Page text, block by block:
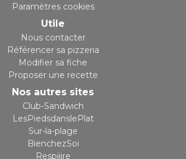
Paramètres cookies
Utile
Nous contacter
Référencer sa pizzeria
Modifier sa fiche
Proposer une recette
Nos autres sites
Club-Sandwich
LesPiedsdanslePlat
Sur-la-plage
BienchezSoi
Respiiire